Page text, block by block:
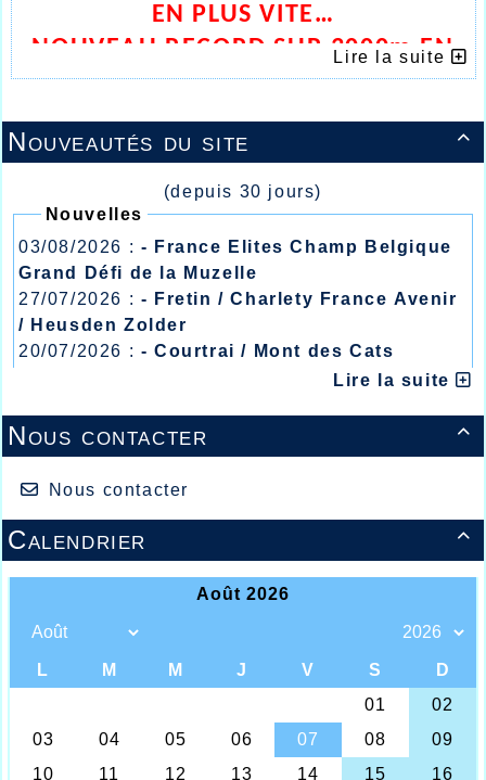

Nouveautés du site
(depuis 30 jours)
Nouvelles
03/08/2026 : - France Elites Champ Belgique
Grand Défi de la Muzelle
27/07/2026 : - Fretin / Charlety France Avenir
/ Heusden Zolder
20/07/2026 : - Courtrai / Mont des Cats
- Lyon / Meeting Abeilles /Lire la suite

Nous contacter
Nous contacter

Calendrier
EN PLUS VITE…
NOUVEAU RECORD SUR 3000m EN
SALLE
Petit à petit les compétitions d’athlétisme
plan international et national, car, pour l’instant
seuls les athlètes sur les listes ministérielles
peuvent prétendre à se rencontrer et
paradoxalement uniquement en salle, mais pas en
extérieur, allez comprendre !!! Sachant que la
Lire la suite